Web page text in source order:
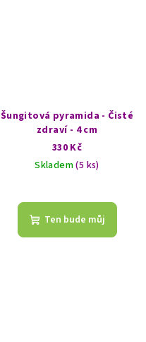
Šungitová pyramida - Čisté
zdraví - 4 cm
330 Kč
Skladem(5 ks)
Ten bude můj